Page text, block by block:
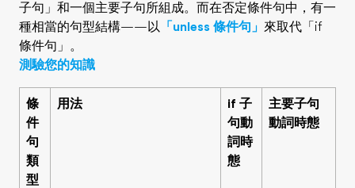
徵才
加入我們
子句」和一個主要子句所組成。而在否定條件句中，有一
種相當的句型結構——以 「unless 條件句」 來取代「if
條件句」。
測驗您的知識
條
件
句
類
型
用法
if 子
句動
詞時
態
主要子句
動詞時態